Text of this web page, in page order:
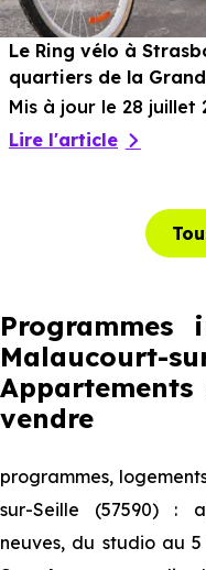
Le Ring vélo à
quartiers de la
Mis à jour le 28 juillet
Lire l'article
Programmes
Malaucourt-
Appartements
vendre
programmes,
sur-Seille (57590) :
neuves, du studio au